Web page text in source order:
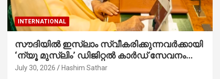
INTERNATIONAL
സൗദിയില്‍ ഇസ്‌ലാം സ്വീകരിക്കുന്നവര്‍ക്കായി
‘ന്യൂ മുസ്ലിം’ ഡിജിറ്റല്‍ കാര്‍ഡ് സേവനം
ആരംഭിച്ചു
July 30, 2026 Hashim Sathar